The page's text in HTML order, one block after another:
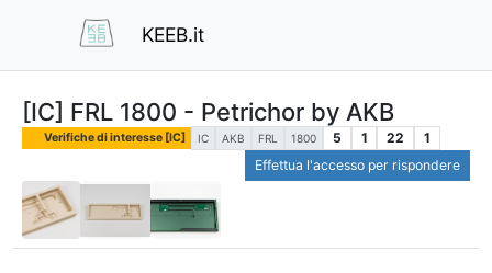
KEEB.it
[IC] FRL 1800 - Petrichor by AKB
Verifiche di interesse [IC] IC AKB FRL 1800 5 1 22
1
Effettua l'accesso per rispondere